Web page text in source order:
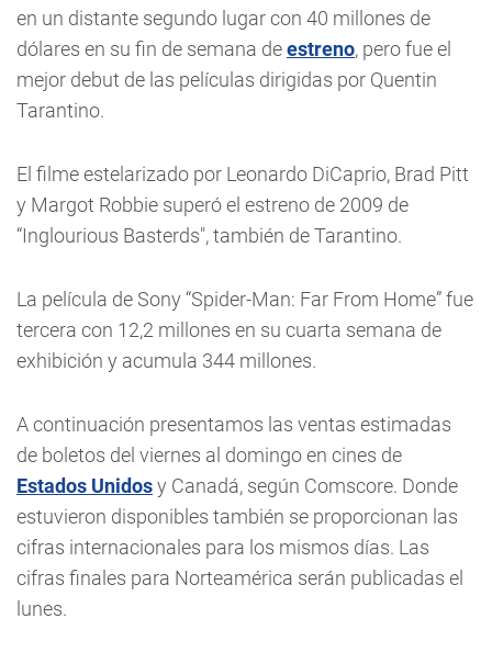
en un distante segundo lugar con 40 millones de
dólares en su fin de semana deestreno, pero fue el
mejor debut de las películas dirigidas por Quentin
Tarantino.
El filme estelarizado por Leonardo DiCaprio, Brad Pitt
y Margot Robbie superó el estreno de 2009 de
“Inglourious Basterds", también de Tarantino.
La película de Sony “Spider-Man: Far From Home” fue
tercera con 12,2 millones en su cuarta semana de
exhibición y acumula 344 millones.
A continuación presentamos las ventas estimadas
de boletos del viernes al domingo en cines de
Estados Unidosy Canadá, según Comscore. Donde
estuvieron disponibles también se proporcionan las
cifras internacionales para los mismos días. Las
cifras finales para Norteamérica serán publicadas el
lunes.